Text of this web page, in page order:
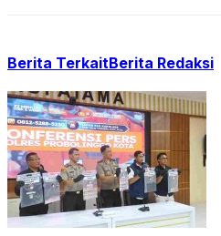
Berita TerkaitBerita Redaksi